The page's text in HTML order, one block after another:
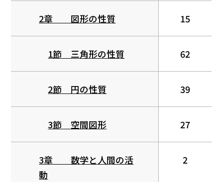
2章 図形の性質 15
1節 三角形の性質 62
2節 円の性質 39
3節 空間図形 27
3章 数学と人間の活
動
2